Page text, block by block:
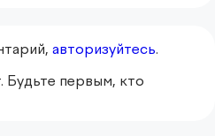
авторизуйтесь.
Будьте первым, кто